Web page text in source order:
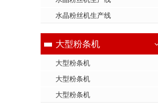
水晶粉丝机生产线
大型粉条机
大型粉条机
大型粉条机
大型粉条机